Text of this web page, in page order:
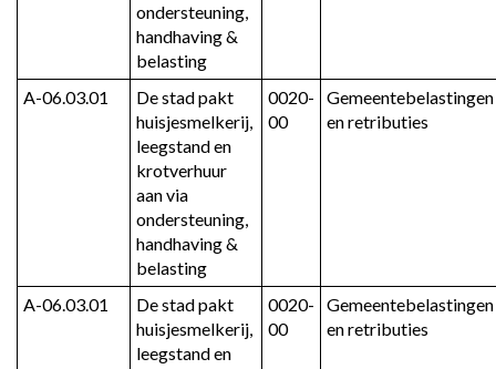
ondersteuning,
handhaving &
belasting
A-06.03.01
De stad pakt
huisjesmelkerij,
leegstand en
krotverhuur
aan via
ondersteuning,
handhaving &
belasting
0020-
00
Gemeentebelastingen
en retributies
A-06.03.01
De stad pakt
huisjesmelkerij,
leegstand en
0020-
00
Gemeentebelastingen
en retributies